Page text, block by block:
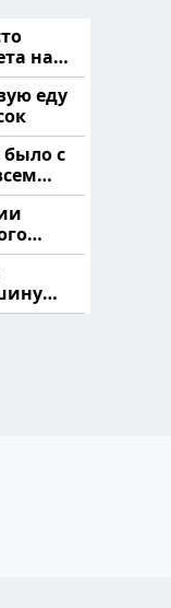
на
еду
с